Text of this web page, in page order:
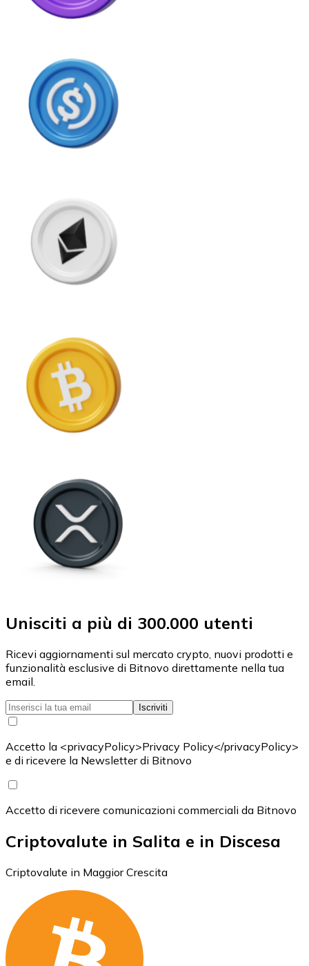
Unisciti a più di 300.000 utenti
Ricevi aggiornamenti sul mercato crypto, nuovi prodotti e
funzionalità esclusive di Bitnovo direttamente nella tua
email.
Iscriviti
Accetto la <privacyPolicy>Privacy Policy</privacyPolicy>
e di ricevere la Newsletter di Bitnovo
Accetto di ricevere comunicazioni commerciali da Bitnovo
Criptovalute in Salita e in Discesa
Criptovalute in Maggior Crescita